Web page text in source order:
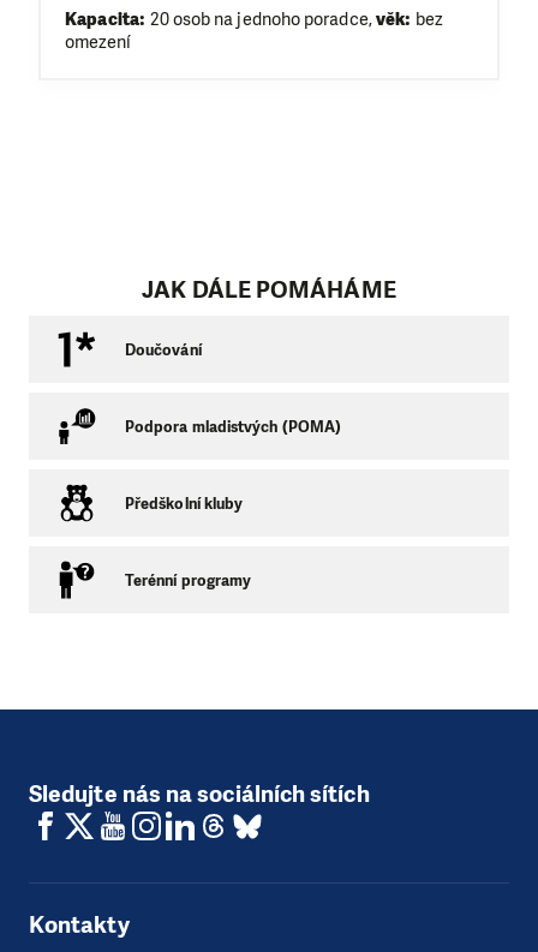
Kapacita: 20 osob na jednoho poradce,věk: bez
omezení
JAK DÁLE POMÁHÁME
Doučování
Podpora mladistvých (POMA)
Předškolní kluby
Terénní programy
Sledujte nás na sociálních sítích
Kontakty